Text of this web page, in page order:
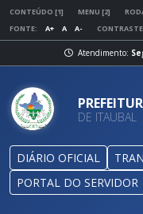
CONTEÚDO [1] MENU [2]
FONTE:
A+ A A-
Atendimento:
DE ITAUBAL
DIÁRIO OFICIAL
PORTAL DO SERVIDOR